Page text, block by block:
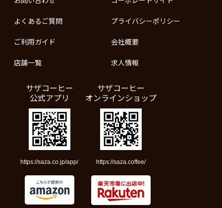
よくあるご質問
ご利用ガイド
店舗一覧
プライバシーポリシー
会社概要
求人情報
サザコーヒー
公式アプリ
https://saza.co.jp/app/
サザコーヒー
オンラインショップ
https://saza.coffee/